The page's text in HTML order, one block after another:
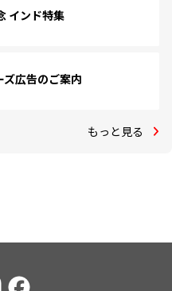
インド特集
ズ広告のご案内
もっと見る